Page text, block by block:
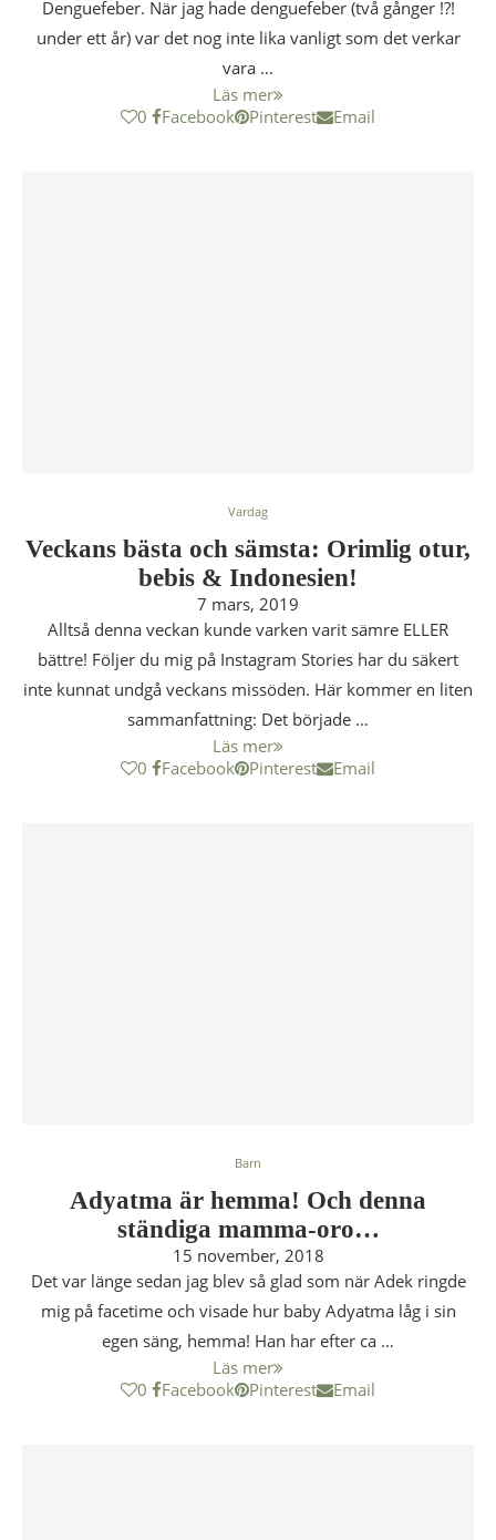
Denguefeber. När jag hade denguefeber (två gånger !?!
under ett år) var det nog inte lika vanligt som det verkar
vara …
Läs mer
0
Facebook Pinterest Email
Vardag
Veckans bästa och sämsta: Orimlig otur,
bebis & Indonesien!
7 mars, 2019
Alltså denna veckan kunde varken varit sämre ELLER
bättre! Följer du mig på Instagram Stories har du säkert
inte kunnat undgå veckans missöden. Här kommer en liten
sammanfattning: Det började …
Läs mer
0
Facebook Pinterest Email
Barn
Adyatma är hemma! Och denna
ständiga mamma-oro…
15 november, 2018
Det var länge sedan jag blev så glad som när Adek ringde
mig på facetime och visade hur baby Adyatma låg i sin
egen säng, hemma! Han har efter ca …
Läs mer
0
Facebook Pinterest Email